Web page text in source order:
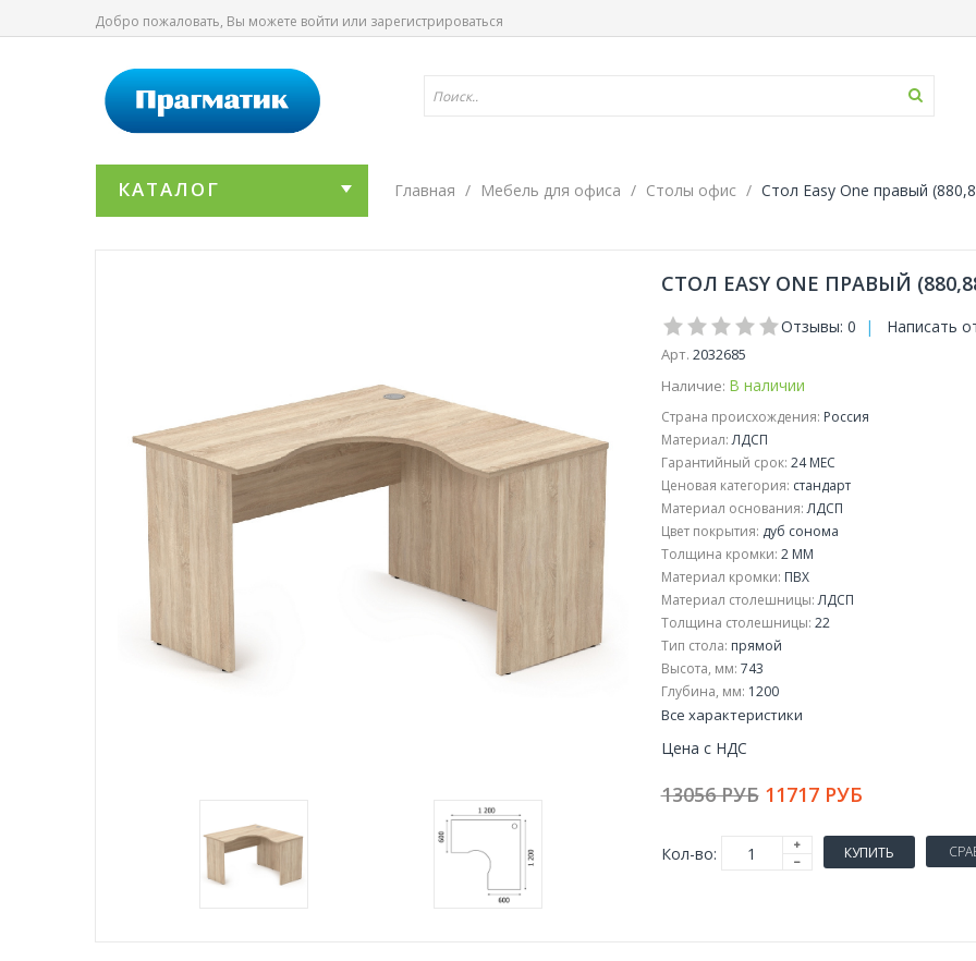
Добро пожаловать, Вы можете войти или зарегистрироваться
КАТАЛОГ Главная Мебель для офиса Столы офис Стол Easy One правый
СТОЛ EASY ONE ПРАВЫЙ
Отзывы: 0 | Написать
Арт. 2032685
Наличие: В наличии
Страна происхождения: Россия
Материал:ЛДСП
Гарантийный срок: 24 МЕС
Ценовая категория: стандарт
Материал основания:ЛДСП
Цвет покрытия: дуб сонома
Толщина кромки: 2 ММ
Материал кромки: ПВХ
Материал столешницы:ЛДСП
Толщина столешницы: 22
Тип стола: прямой
Высота, мм: 743
Глубина, мм: 1200
Все характеристики
Цена с НДС
13056 РУБ 11717 РУБ
Кол-во: КУПИТЬ